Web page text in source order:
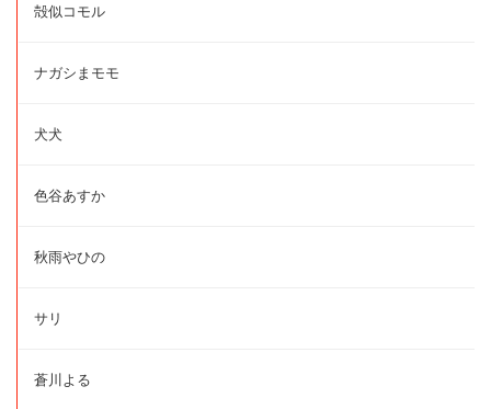
殻似コモル
ナガシまモモ
犬犬
色谷あすか
秋雨やひの
サリ
蒼川よる